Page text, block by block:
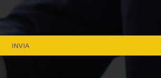
INVIA